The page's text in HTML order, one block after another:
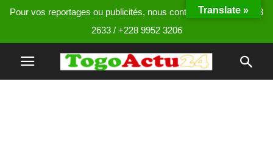
Pour vos reportages ou publicités, nous contacter au +228 9013
2633 / +228 9952 3206
Translate »